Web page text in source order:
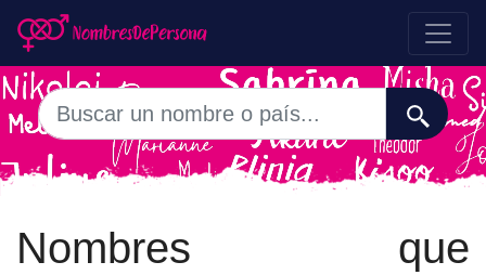
Nombres que